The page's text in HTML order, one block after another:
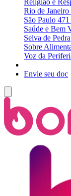
Rio de Janeiro
São Paulo
Saúde e Bem
Selva de Pedra
Sobre
Voz da
Envie seu doc